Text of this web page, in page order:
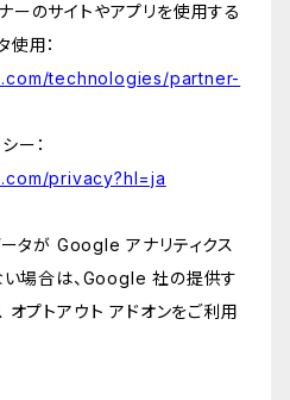
のサイトやアプリを使用する
用：
technologies/partner-
ー：
privacy?hl=ja
タが Google アナリティクス
い場合は、Google 社の提供す
プトアウト アドオンをご利用